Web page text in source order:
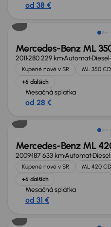
od 38 €
Zlacnené o 1 000 €
Mercedes-Benz ML
2011280 229 kmAutomatDiesel
Kúpené nové v SR ML 350
+6 ďalších
Mesačná splátka
od 28 €
Mercedes-Benz ML
2009187 633 kmAutomatDiesel
Kúpené nové v SR ML 420
+6 ďalších
Mesačná splátka
od 31 €
Zlacnené o 2 000 €